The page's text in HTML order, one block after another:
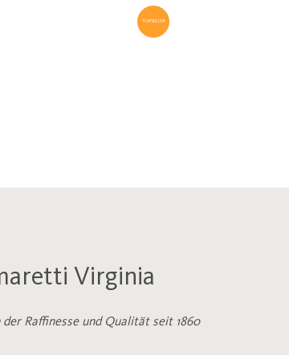
TOPSELLER
Virginia
der Raffinesse und Qualität seit 1860